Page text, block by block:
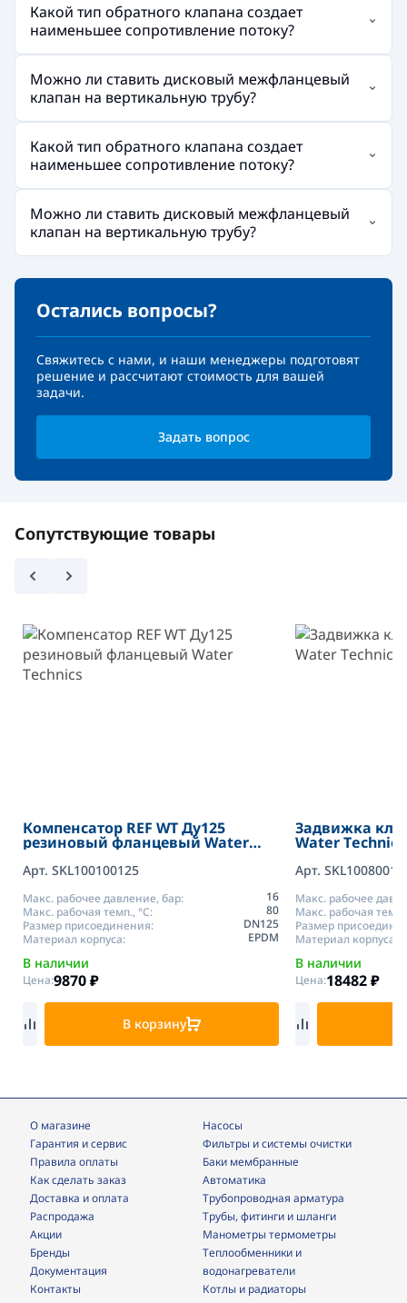
Какой тип обратного клапана создает
наименьшее сопротивление потоку?
Можно ли ставить дисковый межфланцевый
клапан на вертикальную трубу?
Какой тип обратного клапана создает
наименьшее сопротивление потоку?
Можно ли ставить дисковый межфланцевый
клапан на вертикальную трубу?
Остались вопросы?
Свяжитесь с нами, и наши менеджеры подготовят
решение и рассчитают стоимость для вашей
задачи.
Задать вопрос
Сопутствующие товары
Компенсатор REF WT Ду125
резиновый фланцевый Water
Арт. SKL100100125
Макс. рабочее давление, бар:
16
Макс. рабочая темп., °С:
80
Размер присоединения:
DN125
Материал корпуса:
EPDM
В наличии
Цена:9870₽
В корзину
Задвижка
Water Тechnics
Арт.
Макс. рабочее
Макс. рабочая
Размер
Материал корпуса:
В наличии
Цена:18482₽
О магазине
Гарантия и сервис
Правила оплаты
Как сделать заказ
Доставка и оплата
Распродажа
Акции
Бренды
Документация
Контакты
Насосы
фильтры и системы очистки
Баки мембранные
Автоматика
трубопроводная арматура
трубы, фитинги и шланги
манометры термометры
теплообменники и
водонагреватели
Котлы и радиаторы